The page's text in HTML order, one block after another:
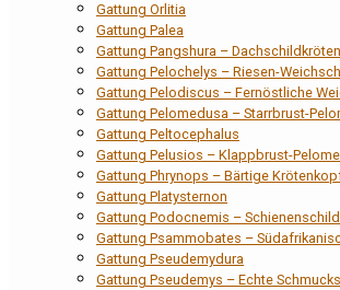
Gattung Orlitia
Gattung Palea
Gattung Pangshura – Dachschildkröten
Gattung Pelochelys – Riesen-
Gattung Pelodiscus – Fernöstliche
Gattung Pelomedusa – Starrbrust-
Gattung Peltocephalus
Gattung Pelusios – Klappbrust-
Gattung Phrynops – Bärtige
Gattung Platysternon
Gattung Podocnemis –
Gattung Psammobates –
Gattung Pseudemydura
Gattung Pseudemys – Echte